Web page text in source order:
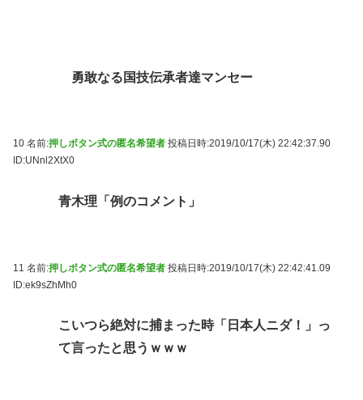
勇敢なる国技伝承者達マンセー
10 名前:押しボタン式の匿名希望者 投稿日時:2019/10/17(木) 22:42:37.90
ID:UNnl2XtX0
青木理「例のコメント」
11 名前:押しボタン式の匿名希望者 投稿日時:2019/10/17(木) 22:42:41.09
ID:ek9sZhMh0
こいつら絶対に捕まった時「日本人ニダ！」っ
て言ったと思うｗｗｗ